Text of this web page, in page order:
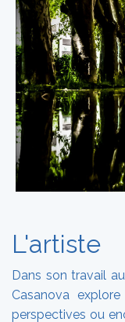
L'artiste
Dans son travail
Casanova
perspectives ou